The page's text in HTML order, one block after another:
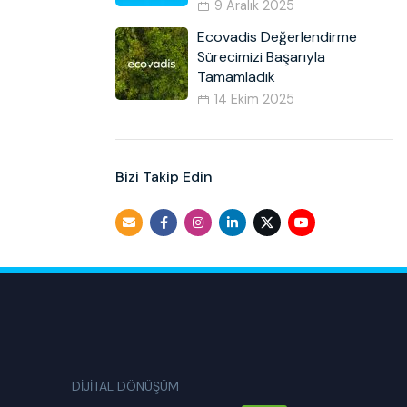
9 Aralık 2025
Ecovadis Değerlendirme
Sürecimizi Başarıyla
Tamamladık
14 Ekim 2025
Bizi Takip Edin
DİJİTAL DÖNÜŞÜM